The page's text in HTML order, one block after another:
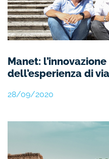
Manet:
dell’esperienza di
28/09/2020